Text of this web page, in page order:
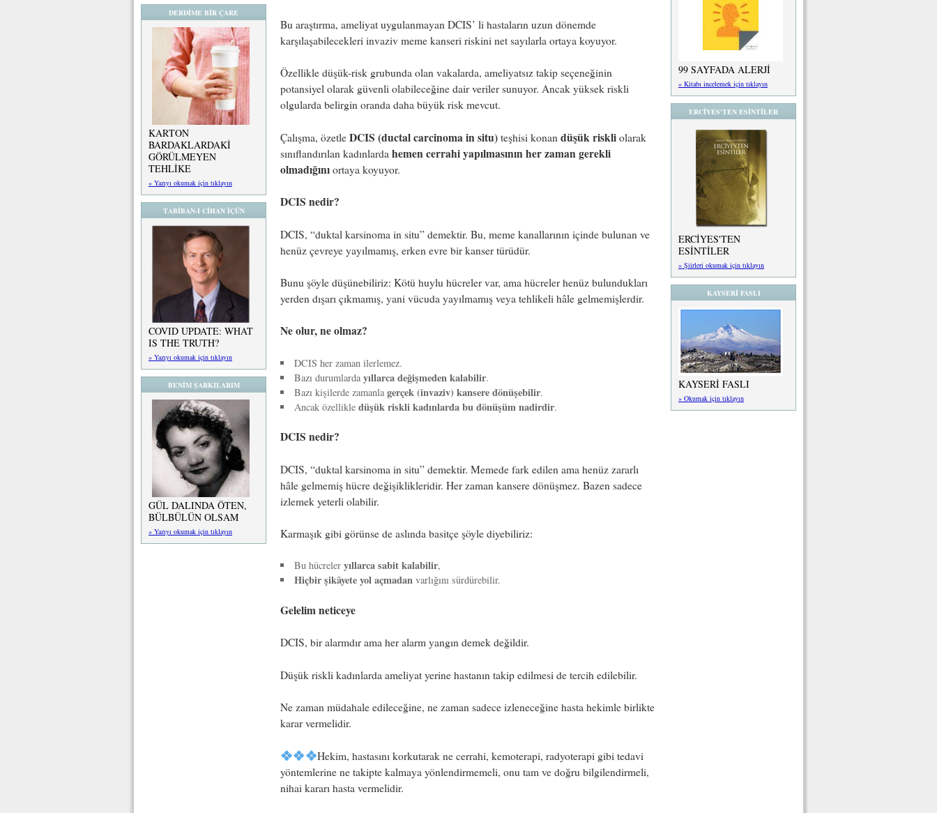
DERDİME BİR ÇARE
KARTON
BARDAKLARDAKİ
GÖRÜLMEYEN
TEHLİKE
» Yazıyı okumak için tıklayın
TABİBAN-I CİHAN İÇÜN
COVID UPDATE: WHAT
IS THE TRUTH?
» Yazıyı okumak için tıklayın
BENİM ŞARKILARIM
GÜL DALINDA ÖTEN,
BÜLBÜLÜN OLSAM
» Yazıyı okumak için tıklayın
Bu araştırma, ameliyat uygulanmayan DCIS’ li hastaların uzun dönemde
karşılaşabilecekleri invaziv meme kanseri riskini net sayılarla ortaya koyuyor.
Özellikle düşük-risk grubunda olan vakalarda, ameliyatsız takip seçeneğinin
potansiyel olarak güvenli olabileceğine dair veriler sunuyor. Ancak yüksek riskli
olgularda belirgin oranda daha büyük risk mevcut.
Çalışma, özetle DCIS (ductal carcinoma in situ) teşhisi konan düşük riskli olarak
sınıflandırılan kadınlarda hemen cerrahi yapılmasının her zaman gerekli
olmadığını ortaya koyuyor.
DCIS nedir?
DCIS, “duktal karsinoma in situ” demektir. Bu, meme kanallarının içinde bulunan ve
henüz çevreye yayılmamış, erken evre bir kanser türüdür.
Bunu şöyle düşünebiliriz: Kötü huylu hücreler var, ama hücreler henüz bulundukları
yerden dışarı çıkmamış, yani vücuda yayılmamış veya tehlikeli hâle gelmemişlerdir.
Ne olur, ne olmaz?
DCIS her zaman ilerlemez.
Bazı durumlardayıllarca değişmeden kalabilir.
Bazı kişilerde zamanlagerçek (invaziv) kansere dönüşebilir.
Ancak özellikledüşük riskli kadınlarda bu dönüşüm nadirdir.
DCIS nedir?
DCIS, “duktal karsinoma in situ” demektir. Memede fark edilen ama henüz zararlı
hâle gelmemiş hücre değişiklikleridir. Her zaman kansere dönüşmez. Bazen sadece
izlemek yeterli olabilir.
Karmaşık gibi görünse de aslında basitçe şöyle diyebiliriz:
Bu hücreleryıllarca sabit kalabilir,
Hiçbir şikâyete yol açmadan varlığını sürdürebilir.
Gelelim neticeye
DCIS, bir alarmdır ama her alarm yangın demek değildir.
Düşük riskli kadınlarda ameliyat yerine hastanın takip edilmesi de tercih edilebilir.
Ne zaman müdahale edileceğine, ne zaman sadece izleneceğine hasta hekimle birlikte
karar vermelidir.
Hekim, hastasını korkutarak ne cerrahi, kemoterapi, radyoterapi gibi tedavi
yöntemlerine ne takipte kalmaya yönlendirmemeli, onu tam ve doğru bilgilendirmeli,
nihai kararı hasta vermelidir.
99 SAYFADA ALERJİ
» Kitabı incelemek için tıklayın
ERCİYES'TEN ESİNTİLER
ERCİYES'TEN
ESİNTİLER
» Şiirleri okumak için tıklayın
KAYSERİ FASLI
KAYSERİ FASLI
» Okumak için tıklayın